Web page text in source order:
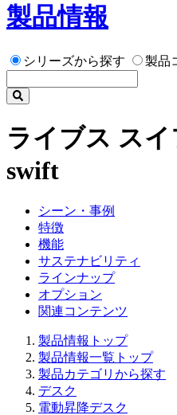
製品情報
シリーズから探す 製品
ライブス ス
swift
シーン・事例
特徴
機能
サステナビリティ
ラインナップ
オプション
関連コンテンツ
製品情報トップ
製品情報一覧トップ
製品カテゴリから探す
デスク
電動昇降デスク